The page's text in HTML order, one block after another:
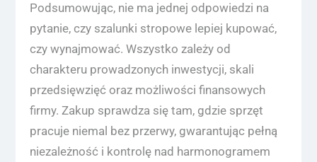
Podsumowując, nie ma jednej odpowiedzi na
pytanie, czy szalunki stropowe lepiej kupować,
czy wynajmować. Wszystko zależy od
charakteru prowadzonych inwestycji, skali
przedsięwzięć oraz możliwości finansowych
firmy. Zakup sprawdza się tam, gdzie sprzęt
pracuje niemal bez przerwy, gwarantując pełną
niezależność i kontrolę nad harmonogramem